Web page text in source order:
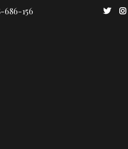
686-156